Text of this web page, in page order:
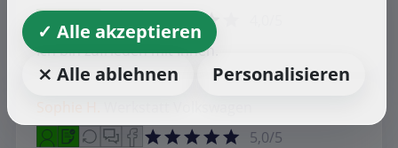
Ich bin zufrieden mit Ihnen.
5,0/5
✓ Alle akzeptieren
⨯ Alle ablehnen
Personalisieren